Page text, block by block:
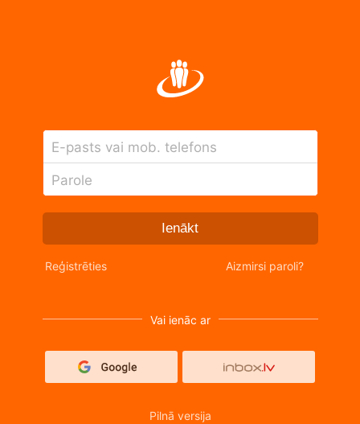
E-pasts vai mob. telefons
Parole
Ienākt
Reģistrēties Aizmirsi paroli?
Vai ienāc ar
Pilnā versija